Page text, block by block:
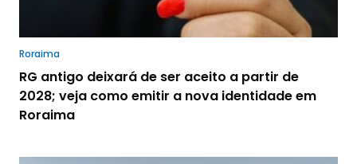
Roraima
RG antigo deixará de ser aceito a partir de
2028; veja como emitir a nova identidade em
Roraima